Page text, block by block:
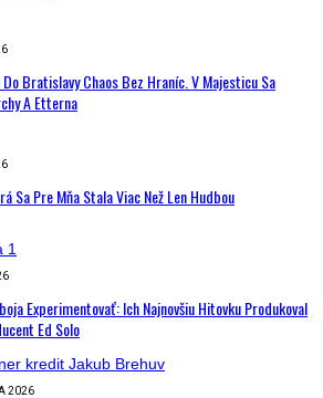
Bratislavy Chaos Bez Hraníc. V Majesticu Sa
A Etterna
Sa Pre Mňa Stala Viac Než Len Hudbou
Experimentovať: Ich Najnovšiu Hitovku Produkoval
Ed Solo
2026